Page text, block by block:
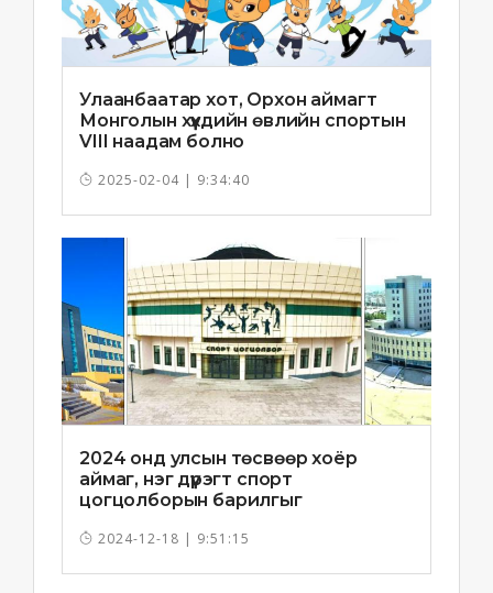
Улаанбаатар хот, Орхон аймагт
Монголын хүүхдийн өвлийн спортын
VIII наадам болно
2025-02-04 | 9:34:40
2024 онд улсын төсвөөр хоёр
аймаг, нэг дүүрэгт спорт
цогцолборын барилгыг
2024-12-18 | 9:51:15